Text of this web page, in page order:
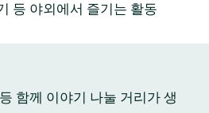
등 야외에서 즐기는 활동
함께 이야기 나눌 거리가 생